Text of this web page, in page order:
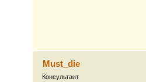
Must_die
Консультант